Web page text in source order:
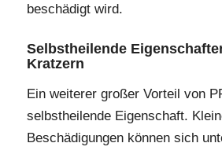
beschädigt wird.
Selbstheilende
Kratzern
Ein weiterer großer Vorteil von
selbstheilende Eigenschaft.
Beschädigungen können sich